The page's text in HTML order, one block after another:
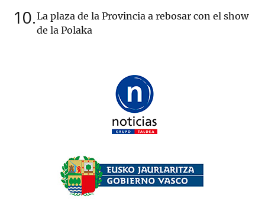
10 La plaza de la Provincia a rebosar con el show
de la Polaka